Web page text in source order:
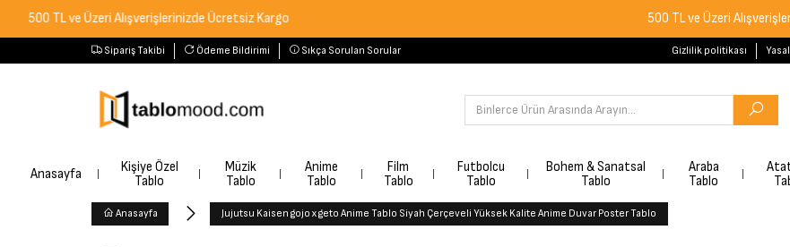
ve Üzeri Alışverişlerinizde Ücretsiz Kargo 500 TL ve Üzeri Alışverişlerinizde
Sipariş Takibi Ödeme Bildirimi Sıkça Sorulan Sorular Gizlilik politikası
Anasayfa
Kişiye Özel
Tablo
Müzik
Tablo
Anime
Tablo
Film
Tablo
Futbolcu
Tablo
Bohem & Sanatsal
Tablo
Araba
Tablo
Anasayfa Jujutsu Kaisen gojo x geto Anime Tablo Siyah Çerçeveli Yüksek Kalite Anime Duvar Poster Tablo